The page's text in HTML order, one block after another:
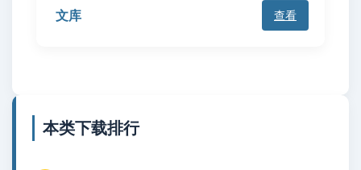
文库 查看
本类下载排行